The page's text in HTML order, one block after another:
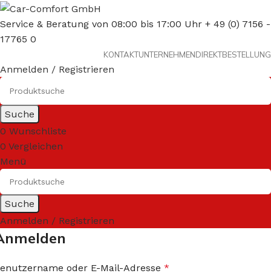
Service & Beratung von 08:00 bis 17:00 Uhr + 49 (0) 7156 -
17765 0
KONTAKTUNTERNEHMENDIREKTBESTELLUNG
Anmelden / Registrieren
Suche
0 Wunschliste
0 Vergleichen
Menü
Suche
Anmelden / Registrieren
oder E-Mail-Adresse *